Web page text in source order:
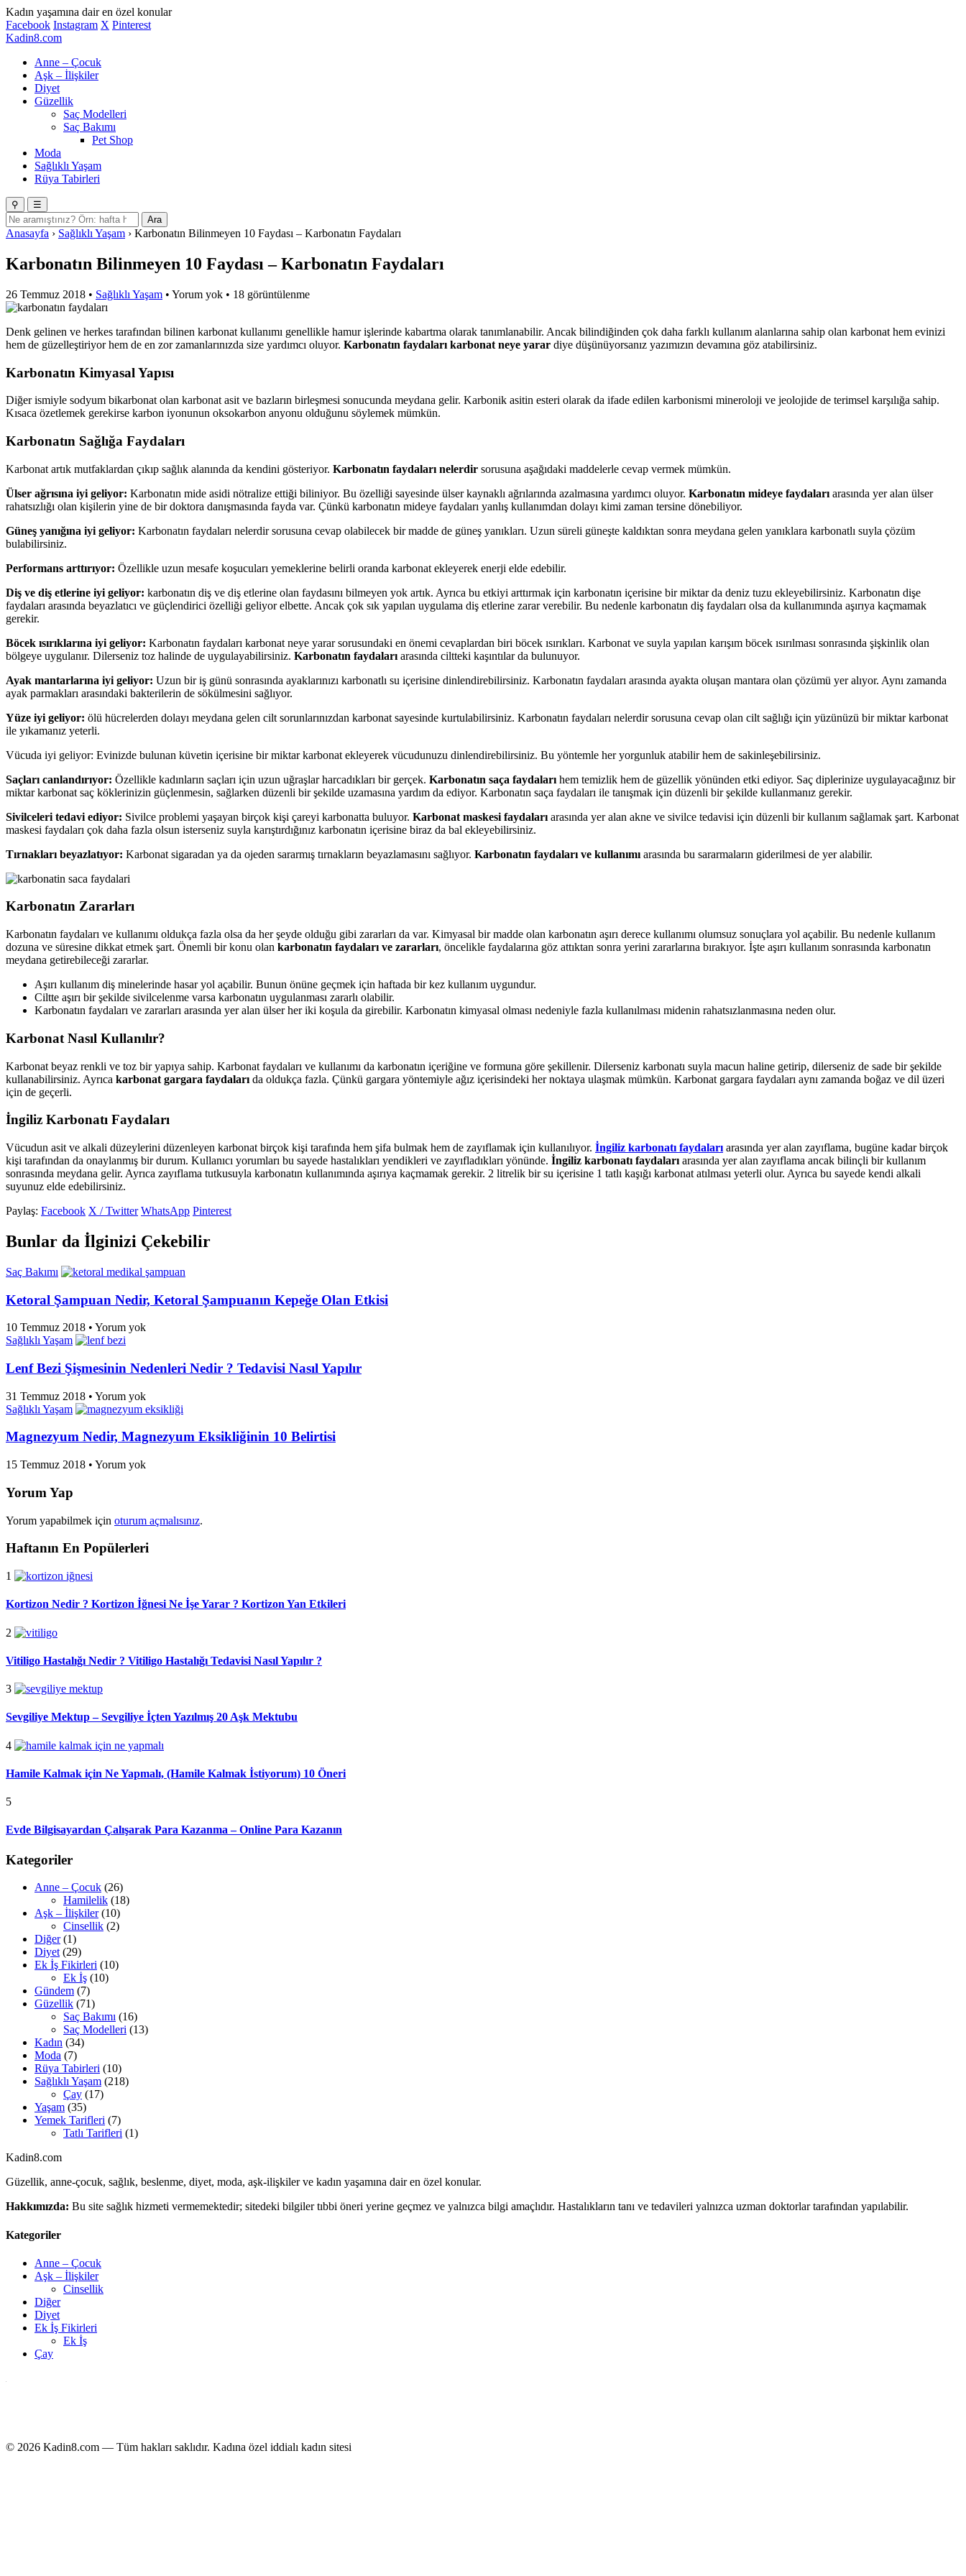
Kadın yaşamına dair en özel konular
Facebook Instagram X Pinterest
Kadin8.com
Anne – Çocuk
Aşk – İlişkiler
Diyet
Güzellik
Saç Modelleri
Saç Bakımı
Pet Shop
Moda
Sağlıklı Yaşam
Rüya Tabirleri
⚲
☰
Ara
Anasayfa › Sağlıklı Yaşam › Karbonatın Bilinmeyen 10 Faydası – Karbonatın Faydaları
Karbonatın Bilinmeyen 10 Faydası – Karbonatın Faydaları
26 Temmuz 2018 • Sağlıklı Yaşam • Yorum yok • 18 görüntülenme
Denk gelinen ve herkes tarafından bilinen karbonat kullanımı genellikle hamur işlerinde kabartma olarak tanımlanabilir. Ancak bilindiğinden çok daha farklı kullanım alanlarına sahip olan karbonat hem evinizi
hem de güzelleştiriyor hem de en zor zamanlarınızda size yardımcı oluyor. Karbonatın faydaları karbonat neye yarar diye düşünüyorsanız yazımızın devamına göz atabilirsiniz.
Karbonatın Kimyasal Yapısı
Diğer ismiyle sodyum bikarbonat olan karbonat asit ve bazların birleşmesi sonucunda meydana gelir. Karbonik asitin esteri olarak da ifade edilen karbonismi mineroloji ve jeolojide de terimsel karşılığa sahip.
Kısaca özetlemek gerekirse karbon iyonunun oksokarbon anyonu olduğunu söylemek mümkün.
Karbonatın Sağlığa Faydaları
Karbonat artık mutfaklardan çıkıp sağlık alanında da kendini gösteriyor. Karbonatın faydaları nelerdir sorusuna aşağıdaki maddelerle cevap vermek mümkün.
Ülser ağrısına iyi geliyor: Karbonatın mide asidi nötralize ettiği biliniyor. Bu özelliği sayesinde ülser kaynaklı ağrılarında azalmasına yardımcı oluyor. Karbonatın mideye faydaları arasında yer alan ülser
rahatsızlığı olan kişilerin yine de bir doktora danışmasında fayda var. Çünkü karbonatın mideye faydaları yanlış kullanımdan dolayı kimi zaman tersine dönebiliyor.
Güneş yanığına iyi geliyor: Karbonatın faydaları nelerdir sorusuna cevap olabilecek bir madde de güneş yanıkları. Uzun süreli güneşte kaldıktan sonra meydana gelen yanıklara karbonatlı suyla çözüm
bulabilirsiniz.
Performans arttırıyor: Özellikle uzun mesafe koşucuları yemeklerine belirli oranda karbonat ekleyerek enerji elde edebilir.
Diş ve diş etlerine iyi geliyor: karbonatın diş ve diş etlerine olan faydasını bilmeyen yok artık. Ayrıca bu etkiyi arttırmak için karbonatın içerisine bir miktar da deniz tuzu ekleyebilirsiniz. Karbonatın dişe
faydaları arasında beyazlatıcı ve güçlendirici özelliği geliyor elbette. Ancak çok sık yapılan uygulama diş etlerine zarar verebilir. Bu nedenle karbonatın diş faydaları olsa da kullanımında aşırıya kaçmamak
gerekir.
Böcek ısırıklarına iyi geliyor: Karbonatın faydaları karbonat neye yarar sorusundaki en önemi cevaplardan biri böcek ısırıkları. Karbonat ve suyla yapılan karışım böcek ısırılması sonrasında şişkinlik olan
bölgeye uygulanır. Dilerseniz toz halinde de uygulayabilirsiniz. Karbonatın faydaları arasında ciltteki kaşıntılar da bulunuyor.
Ayak mantarlarına iyi geliyor: Uzun bir iş günü sonrasında ayaklarınızı karbonatlı su içerisine dinlendirebilirsiniz. Karbonatın faydaları arasında ayakta oluşan mantara olan çözümü yer alıyor. Aynı zamanda
ayak parmakları arasındaki bakterilerin de sökülmesini sağlıyor.
Yüze iyi geliyor: ölü hücrelerden dolayı meydana gelen cilt sorunlarınızdan karbonat sayesinde kurtulabilirsiniz. Karbonatın faydaları nelerdir sorusuna cevap olan cilt sağlığı için yüzünüzü bir miktar karbonat
ile yıkamanız yeterli.
Vücuda iyi geliyor: Evinizde bulunan küvetin içerisine bir miktar karbonat ekleyerek vücudunuzu dinlendirebilirsiniz. Bu yöntemle her yorgunluk atabilir hem de sakinleşebilirsiniz.
Saçları canlandırıyor: Özellikle kadınların saçları için uzun uğraşlar harcadıkları bir gerçek. Karbonatın saça faydaları hem temizlik hem de güzellik yönünden etki ediyor. Saç diplerinize uygulayacağınız bir
miktar karbonat saç köklerinizin güçlenmesin, sağlarken düzenli bir şekilde uzamasına yardım da ediyor. Karbonatın saça faydaları ile tanışmak için düzenli bir şekilde kullanmanız gerekir.
Sivilceleri tedavi ediyor: Sivilce problemi yaşayan birçok kişi çareyi karbonatta buluyor. Karbonat maskesi faydaları arasında yer alan akne ve sivilce tedavisi için düzenli bir kullanım sağlamak şart. Karbonat
maskesi faydaları çok daha fazla olsun isterseniz suyla karıştırdığınız karbonatın içerisine biraz da bal ekleyebilirsiniz.
Tırnakları beyazlatıyor: Karbonat sigaradan ya da ojeden sararmış tırnakların beyazlamasını sağlıyor. Karbonatın faydaları ve kullanımı arasında bu sararmaların giderilmesi de yer alabilir.
Karbonatın Zararları
Karbonatın faydaları ve kullanımı oldukça fazla olsa da her şeyde olduğu gibi zararları da var. Kimyasal bir madde olan karbonatın aşırı derece kullanımı olumsuz sonuçlara yol açabilir. Bu nedenle kullanım
dozuna ve süresine dikkat etmek şart. Önemli bir konu olan karbonatın faydaları ve zararları, öncelikle faydalarına göz attıktan sonra yerini zararlarına bırakıyor. İşte aşırı kullanım sonrasında karbonatın
meydana getirebileceği zararlar.
Aşırı kullanım diş minelerinde hasar yol açabilir. Bunun önüne geçmek için haftada bir kez kullanım uygundur.
Ciltte aşırı bir şekilde sivilcelenme varsa karbonatın uygulanması zararlı olabilir.
Karbonatın faydaları ve zararları arasında yer alan ülser her iki koşula da girebilir. Karbonatın kimyasal olması nedeniyle fazla kullanılması midenin rahatsızlanmasına neden olur.
Karbonat Nasıl Kullanılır?
Karbonat beyaz renkli ve toz bir yapıya sahip. Karbonat faydaları ve kullanımı da karbonatın içeriğine ve formuna göre şekillenir. Dilerseniz karbonatı suyla macun haline getirip, dilerseniz de sade bir şekilde
kullanabilirsiniz. Ayrıca karbonat gargara faydaları da oldukça fazla. Çünkü gargara yöntemiyle ağız içerisindeki her noktaya ulaşmak mümkün. Karbonat gargara faydaları aynı zamanda boğaz ve dil üzeri
için de geçerli.
İngiliz Karbonatı Faydaları
Vücudun asit ve alkali düzeylerini düzenleyen karbonat birçok kişi tarafında hem şifa bulmak hem de zayıflamak için kullanılıyor. İngiliz karbonatı faydaları arasında yer alan zayıflama, bugüne kadar birçok
kişi tarafından da onaylanmış bir durum. Kullanıcı yorumları bu sayede hastalıkları yendikleri ve zayıfladıkları yönünde. İngiliz karbonatı faydaları arasında yer alan zayıflama ancak bilinçli bir kullanım
sonrasında meydana gelir. Ayrıca zayıflama tutkusuyla karbonatın kullanımında aşırıya kaçmamak gerekir. 2 litrelik bir su içerisine 1 tatlı kaşığı karbonat atılması yeterli olur. Ayrıca bu sayede kendi alkali
suyunuz elde edebilirsiniz.
Paylaş: Facebook X / Twitter WhatsApp Pinterest
Bunlar da İlginizi Çekebilir
Saç Bakımı
Ketoral Şampuan Nedir, Ketoral Şampuanın Kepeğe Olan Etkisi
10 Temmuz 2018 • Yorum yok
Sağlıklı Yaşam
Lenf Bezi Şişmesinin Nedenleri Nedir ? Tedavisi Nasıl Yapılır
31 Temmuz 2018 • Yorum yok
Sağlıklı Yaşam
Magnezyum Nedir, Magnezyum Eksikliğinin 10 Belirtisi
15 Temmuz 2018 • Yorum yok
Yorum Yap
Yorum yapabilmek için oturum açmalısınız.
Haftanın En Popülerleri
1
Kortizon Nedir ? Kortizon İğnesi Ne İşe Yarar ? Kortizon Yan Etkileri
2
Vitiligo Hastalığı Nedir ? Vitiligo Hastalığı Tedavisi Nasıl Yapılır ?
3
Sevgiliye Mektup – Sevgiliye İçten Yazılmış 20 Aşk Mektubu
4
Hamile Kalmak için Ne Yapmalı, (Hamile Kalmak İstiyorum) 10 Öneri
5
Evde Bilgisayardan Çalışarak Para Kazanma – Online Para Kazanın
Kategoriler
Anne – Çocuk (26)
Hamilelik (18)
Aşk – İlişkiler(10)
Cinsellik (2)
Diğer(1)
Diyet (29)
Ek İş Fikirleri (10)
Ek İş (10)
Gündem (7)
Güzellik (71)
Saç Bakımı (16)
Saç Modelleri (13)
Kadın (34)
Moda (7)
Rüya Tabirleri (10)
Sağlıklı Yaşam (218)
Çay (17)
Yaşam (35)
Yemek Tarifleri (7)
Tatlı Tarifleri (1)
Kadin8.com
Güzellik, anne-çocuk, sağlık, beslenme, diyet, moda, aşk-ilişkiler ve kadın yaşamına dair en özel konular.
Hakkımızda: Bu site sağlık hizmeti vermemektedir; sitedeki bilgiler tıbbi öneri yerine geçmez ve yalnızca bilgi amaçlıdır. Hastalıkların tanı ve tedavileri yalnızca uzman doktorlar tarafından yapılabilir.
Kategoriler
Anne – Çocuk
Aşk – İlişkiler
Cinsellik
Diğer
Diyet
Ek İş Fikirleri
Ek İş
Çay
© 2026 Kadin8.com — Tüm hakları saklıdır. Kadına özel iddialı kadın sitesi